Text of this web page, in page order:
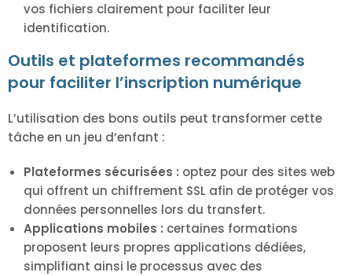
vos fichiers clairement pour faciliter leur
identification.
Outils et plateformes recommandés
pour faciliter l’inscription numérique
L’utilisation des bons outils peut transformer cette
tâche en un jeu d’enfant :
Plateformes sécurisées : optez pour des sites web
qui offrent un chiffrement SSL afin de protéger vos
données personnelles lors du transfert.
Applications mobiles : certaines formations
proposent leurs propres applications dédiées,
simplifiant ainsi le processus avec des